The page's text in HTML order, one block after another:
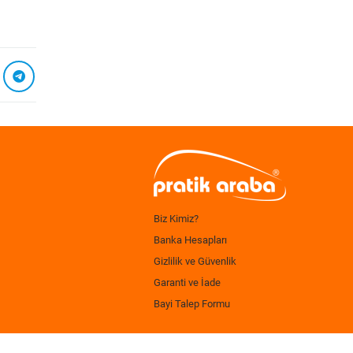
Biz Kimiz?
Banka Hesapları
Gizlilik ve Güvenlik
Garanti ve İade
Bayi Talep Formu